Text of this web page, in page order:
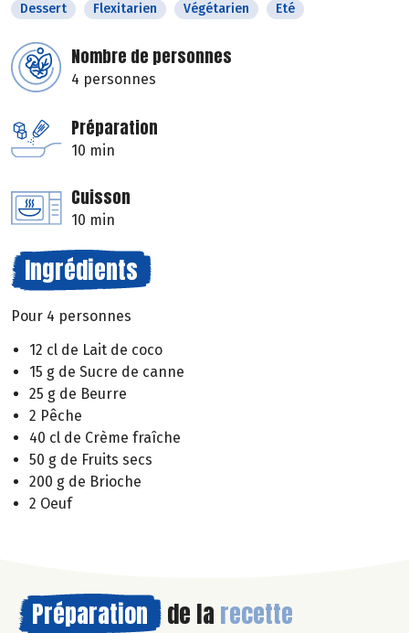
Dessert Flexitarien Végétarien Eté
Nombre de personnes
4 personnes
Préparation
10 min
Cuisson
10 min
Ingrédients
Pour 4 personnes
12 cl de Lait de coco
15 g de Sucre de canne
25 g de Beurre
2 Pêche
40 cl de Crème fraîche
50 g de Fruits secs
200 g de Brioche
2 Oeuf
Préparation de la recette